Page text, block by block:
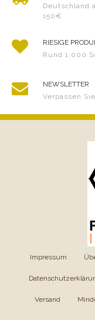
Deutschland
150€
RIESIGE
Rund 1.000
NEWSLETTER
Verpassen
Impressum
Versand